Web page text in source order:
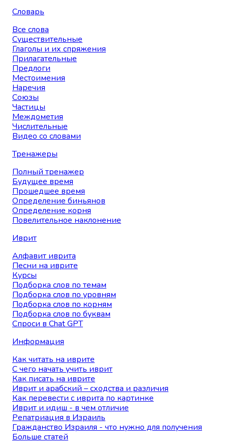
Словарь
Все слова
Существительные
Глаголы и их спряжения
Прилагательные
Предлоги
Местоимения
Наречия
Союзы
Частицы
Междометия
Числительные
Видео со словами
Тренажеры
Полный тренажер
Будущее время
Прошедшее время
Определение биньянов
Определение корня
Повелительное наклонение
Иврит
Алфавит иврита
Песни на иврите
Курсы
Подборка слов по темам
Подборка слов по уровням
Подборка слов по корням
Подборка слов по буквам
Спроси в Chat GPT
Информация
Как читать на иврите
С чего начать учить иврит
Как писать на иврите
Иврит и арабский – сходства и различия
Как перевести с иврита по картинке
Иврит и идиш - в чем отличие
Репатриация в Израиль
Гражданство Израиля - что нужно для получения
Больше статей